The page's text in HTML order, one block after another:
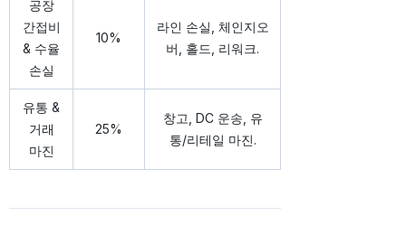
공장
간접비
& 수율
손실
10%
라인 손실, 체인지오
버, 홀드, 리워크.
유통 &
거래
마진
25%
창고, DC 운송, 유
통/리테일 마진.